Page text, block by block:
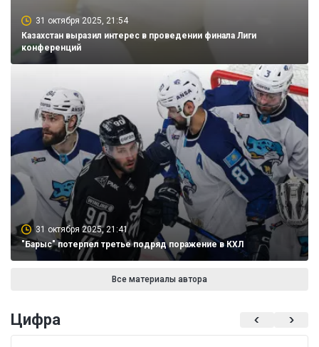
31 октября 2025, 21:54
Казахстан выразил интерес в проведении финала Лиги
конференций
31 октября 2025, 21:41
"Барыс" потерпел третье подряд поражение в КХЛ
Все материалы автора
Цифра